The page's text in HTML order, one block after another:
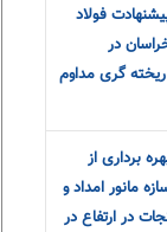
فولاد
در
گری مداوم
برداری از
مانور امداد و
در ارتفاع در